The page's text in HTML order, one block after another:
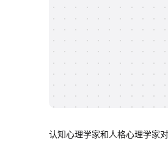
认知心理学家和人格心理学家